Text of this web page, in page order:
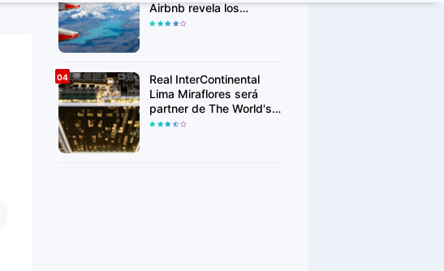
Airbnb revela los
destinos que más
Real InterContinental
Lima Miraflores será
partner de The World's
50 Best Restaurants